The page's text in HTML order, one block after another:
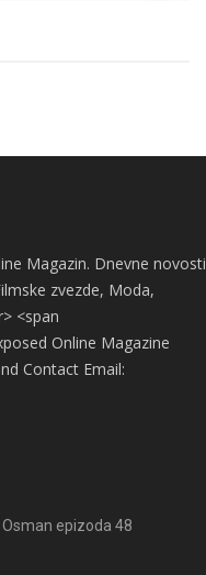
Magazin. Dnevne novosti
zvezde, Moda,
<span
Online Magazine
Contact Email:
epizoda 48